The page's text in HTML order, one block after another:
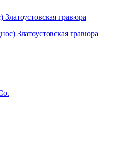
Златоустовская гравюра